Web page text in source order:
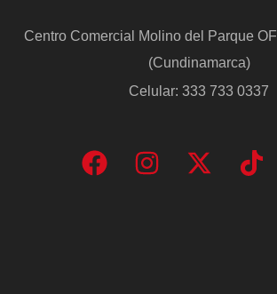
Centro Comercial Molino del Parque
(Cundinamarca)
Celular: 333 733 0337